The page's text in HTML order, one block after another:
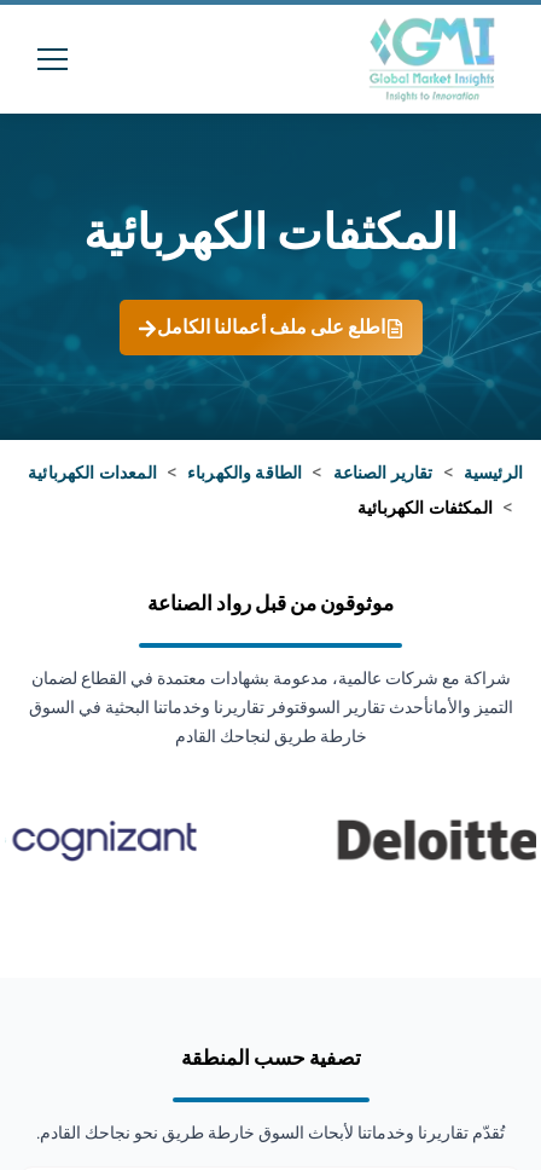
المكثفات الكهربائية
اطلع على ملف أعمالنا الكامل
الرئيسية > تقارير الصناعة > الطاقة والكهرباء > المعدات الكهربائية
> المكثفات الكهربائية
موثوقون من قبل رواد الصناعة
شراكة مع شركات عالمية، مدعومة بشهادات معتمدة في القطاع لضمان
التميز والأمانأحدث تقارير السوقتوفر تقاريرنا وخدماتنا البحثية في السوق
خارطة طريق لنجاحك القادم
تصفية حسب المنطقة
تُقدّم تقاريرنا وخدماتنا لأبحاث السوق خارطة طريق نحو نجاحك القادم.